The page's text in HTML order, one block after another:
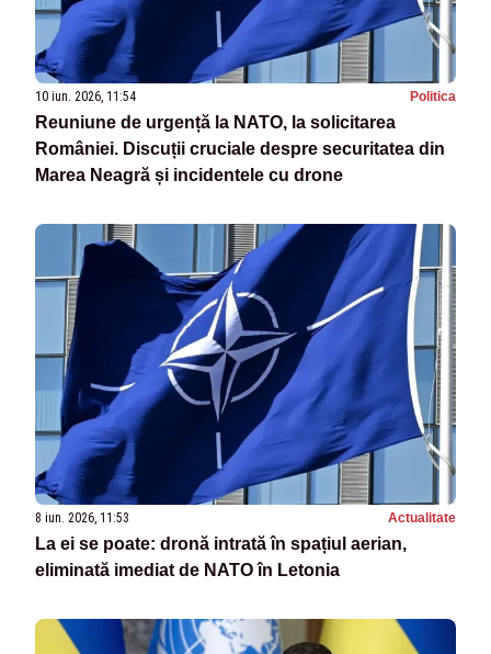
10 iun. 2026, 11:54 Politica
Reuniune de urgență la NATO, la solicitarea
României. Discuții cruciale despre securitatea din
Marea Neagră și incidentele cu drone
8 iun. 2026, 11:53 Actualitate
La ei se poate: dronă intrată în spațiul aerian,
eliminată imediat de NATO în Letonia